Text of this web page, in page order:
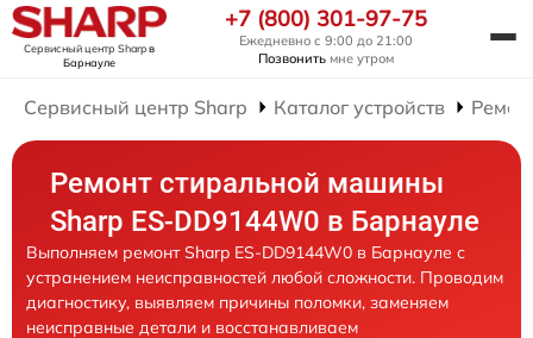
Сервисный центр Sharpв
Барнауле
+7 (800) 301-97-75
Ежедневно с 9:00 до 21:00
Позвонить мне утром
Сервисный центр Sharp Каталог устройств
Ремонт стиральной машины
Sharp ES-DD9144W0 в Барнауле
Выполняем ремонт Sharp ES-DD9144W0 в Барнауле с
устранением неисправностей любой сложности. Проводим
диагностику, выявляем причины поломки, заменяем
неисправные детали и восстанавливаем